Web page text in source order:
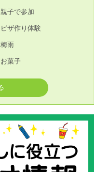
親子で参加
ピザ作り体験
梅雨
お菓子